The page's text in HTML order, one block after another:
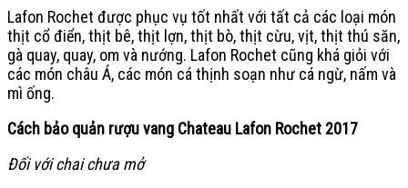
Lafon Rochet được phục vụ tốt nhất với tất cả các loại món
thịt cổ điển, thịt bê, thịt lợn, thịt bò, thịt cừu, vịt, thịt thú săn,
gà quay, quay, om và nướng. Lafon Rochet cũng khá giỏi với
các món châu Á, các món cá thịnh soạn như cá ngừ, nấm và
mì ống.
Cách bảo quản rượu vang Chateau Lafon Rochet 2017
Đối với chai chưa mở